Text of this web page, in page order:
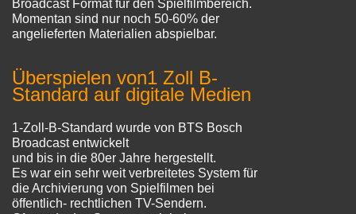
Broadcast Format für den Spielfilmbereich.
Momentan sind nur noch 50-60% der
angelieferten Materialien abspielbar.
Überspielen von1 Zoll B-
Standard auf digitale Medien
1-Zoll-B-Standard wurde von BTS Bosch
Broadcast entwickelt
und bis in die 80er Jahre hergestellt.
Es war ein sehr weit verbreitetes System für
die Archivierung von Spielfilmen bei
öffentlich- rechtlichen TV-Sendern.